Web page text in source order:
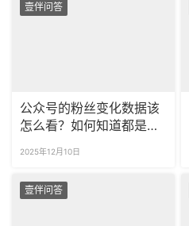
壹伴问答
公众号的粉丝变化数据该
怎么看？如何知道都是谁
2025年12月10日
壹伴问答